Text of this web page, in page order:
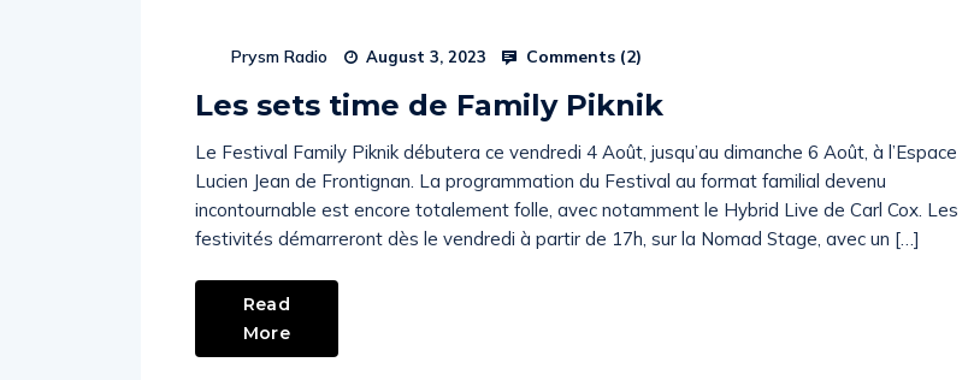
Prysm Radio August 3, 2023 Comments (2)
Les sets time de Family Piknik
Le Festival Family Piknik débutera ce vendredi 4 Août, jusqu’au dimanche 6 Août, à l’Espace
Lucien Jean de Frontignan. La programmation du Festival au format familial devenu
incontournable est encore totalement folle, avec notamment le Hybrid Live de Carl Cox. Les
festivités démarreront dès le vendredi à partir de 17h, sur la Nomad Stage, avec un […]
Read
More